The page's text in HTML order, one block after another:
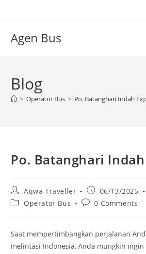
Agen Bus
Blog
> Operator Bus > Po. Batanghari Indah
Po. Batanghari
Post
author:
Aqwa Traveller
Post
published:
06/13/2025
PostOperator Bus
Post0 Comments
Saat mempertimbangkan perjalanan
melintasi Indonesia, Anda mungkin ingin